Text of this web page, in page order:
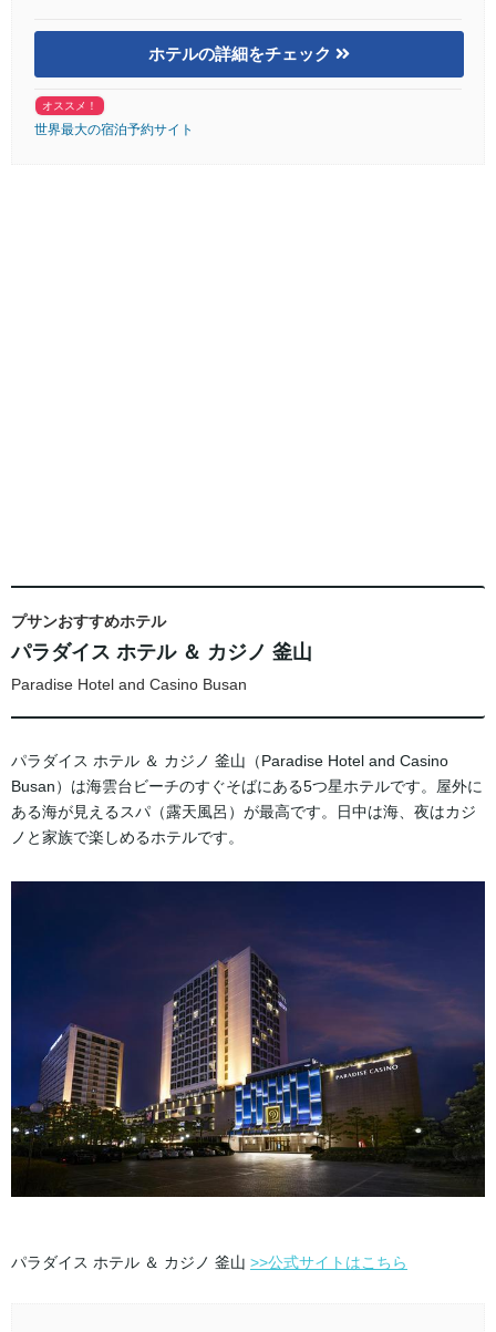
ホテルの詳細をチェック
オススメ！
世界最大の宿泊予約サイト
プサンおすすめホテル
パラダイス ホテル ＆ カジノ 釜山
Paradise Hotel and Casino Busan
パラダイス ホテル ＆ カジノ 釜山（Paradise Hotel and Casino
Busan）は海雲台ビーチのすぐそばにある5つ星ホテルです。屋外に
ある海が見えるスパ（露天風呂）が最高です。日中は海、夜はカジ
ノと家族で楽しめるホテルです。
パラダイス ホテル ＆ カジノ 釜山 >>公式サイトはこちら